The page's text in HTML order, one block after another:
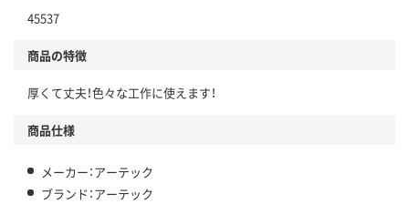
45537
商品の特徴
厚くて丈夫！色々な工作に使えます！
商品仕様
メーカー：アーテック
ブランド：アーテック